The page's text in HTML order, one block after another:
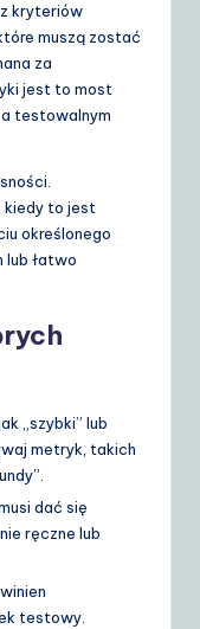
kryteriów
muszą zostać
za
jest to most
testowalnym
kiedy to jest
określonego
lub łatwo
„szybki” lub
metryk, takich
dać się
ręczne lub
testowy.